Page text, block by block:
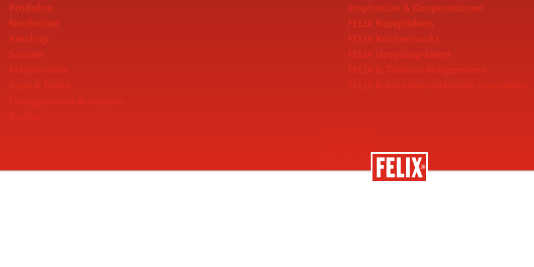
Produkte
Neuheiten
Ketchup
Saucen
Inspiration & Kooperationen
FELIX Rezeptideen
FELIX Küchenhacks
FELIX Upcycling-Ideen
Nachhaltigkeit